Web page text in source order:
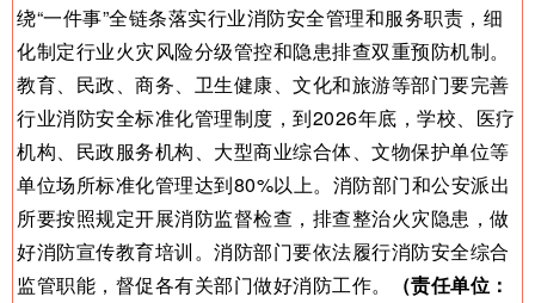
绕“一件事”全链条落实行业消防安全管理和服务职责，细
化制定行业火灾风险分级管控和隐患排查双重预防机制。
教育、民政、商务、卫生健康、文化和旅游等部门要完善
行业消防安全标准化管理制度，到2026年底，学校、医疗
机构、民政服务机构、大型商业综合体、文物保护单位等
单位场所标准化管理达到80%以上。消防部门和公安派出
所要按照规定开展消防监督检查，排查整治火灾隐患，做
好消防宣传教育培训。消防部门要依法履行消防安全综合
监管职能，督促各有关部门做好消防工作。
（责任单位：